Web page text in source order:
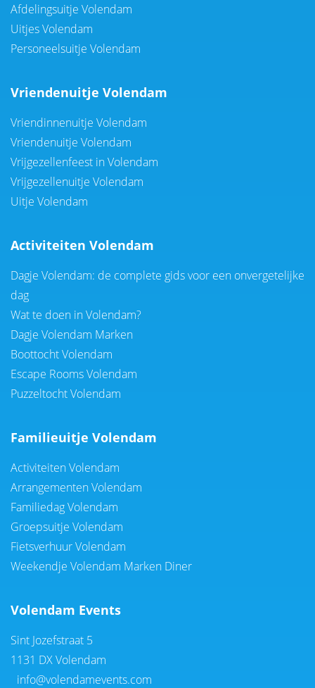
Afdelingsuitje Volendam
Uitjes Volendam
Personeelsuitje Volendam
Vriendenuitje Volendam
Vriendinnenuitje Volendam
Vriendenuitje Volendam
Vrijgezellenfeest in Volendam
Vrijgezellenuitje Volendam
Uitje Volendam
Activiteiten Volendam
Dagje Volendam: de complete gids voor een onvergetelijke
dag
Wat te doen in Volendam?
Dagje Volendam Marken
Boottocht Volendam
Escape Rooms Volendam
Puzzeltocht Volendam
Familieuitje Volendam
Activiteiten Volendam
Arrangementen Volendam
Familiedag Volendam
Groepsuitje Volendam
Fietsverhuur Volendam
Weekendje Volendam Marken Diner
Volendam Events
Sint Jozefstraat 5
1131 DX Volendam
info@volendamevents.com